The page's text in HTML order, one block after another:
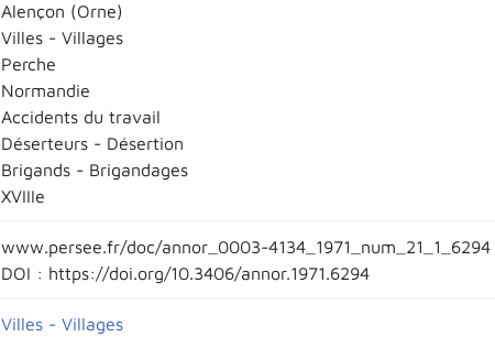
Alençon (Orne)
Villes - Villages
Perche
Normandie
Accidents du travail
Déserteurs - Désertion
Brigands - Brigandages
XVIIIe
www.persee.fr/doc/annor_0003-4134_1971_num_21_1_6294
DOI : https://doi.org/10.3406/annor.1971.6294
Villes - Villages